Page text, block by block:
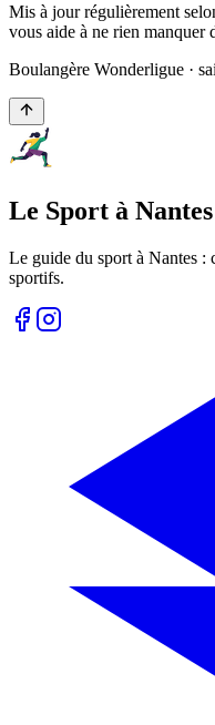
Mis à jour régulièrement
vous aide à ne rien manquer
Boulangère Wonderligue ·
Le Sport à Nantes
Le guide du sport à Nantes :
sportifs.